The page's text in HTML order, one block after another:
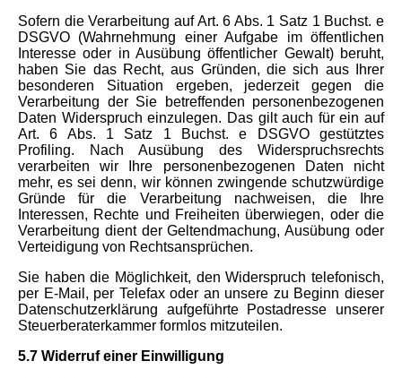
Sofern die Verarbeitung auf Art. 6 Abs. 1 Satz 1 Buchst. e
DSGVO (Wahrnehmung einer Aufgabe im öffentlichen
Interesse oder in Ausübung öffentlicher Gewalt) beruht,
haben Sie das Recht, aus Gründen, die sich aus Ihrer
besonderen Situation ergeben, jederzeit gegen die
Verarbeitung der Sie betreffenden personenbezogenen
Daten Widerspruch einzulegen. Das gilt auch für ein auf
Art. 6 Abs. 1 Satz 1 Buchst. e DSGVO gestütztes
Profiling. Nach Ausübung des Widerspruchsrechts
verarbeiten wir Ihre personenbezogenen Daten nicht
mehr, es sei denn, wir können zwingende schutzwürdige
Gründe für die Verarbeitung nachweisen, die Ihre
Interessen, Rechte und Freiheiten überwiegen, oder die
Verarbeitung dient der Geltendmachung, Ausübung oder
Verteidigung von Rechtsansprüchen.
Sie haben die Möglichkeit, den Widerspruch telefonisch,
per E-Mail, per Telefax oder an unsere zu Beginn dieser
Datenschutzerklärung aufgeführte Postadresse unserer
Steuerberaterkammer formlos mitzuteilen.
5.7 Widerruf einer Einwilligung